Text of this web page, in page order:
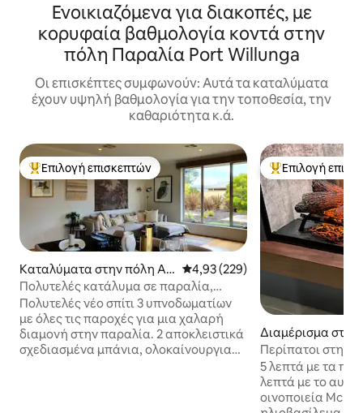
Ενοικιαζόμενα για διακοπές, με
κορυφαία βαθμολογία κοντά στην
πόλη Παραλία Port Willunga
Οι επισκέπτες συμφωνούν: Αυτά τα καταλύματα
έχουν υψηλή βαθμολογία για την τοποθεσία, την
καθαριότητα κ.ά.
Κορυφαία επιλογή επισκεπτών
Επιλογή επισκεπτών
Καταλύματα στην πόλη Ald
inga Beach
Μέση βαθμολογία: 4,93 στα 5,
4,93 (229)
Πολυτελές κατάλυμα σε παραλία,
κοντά σε διάσημα οινοποιεία
Πολυτελές νέο σπίτι 3 υπνοδωματίων
με όλες τις παροχές για μια χαλαρή
διαμονή στην παραλία. 2 αποκλειστικά
σχεδιασμένα μπάνια, ολοκαίνουργια
Κορυφαία
Επιλογή
Διαμέρισμα στην
lin Beach
Περίπατοι στην
οινοποιεία του
Σαββατοκύριακα
5 λεπτά με τα
λεπτά με το
οινοποιεία McLaren Vale.